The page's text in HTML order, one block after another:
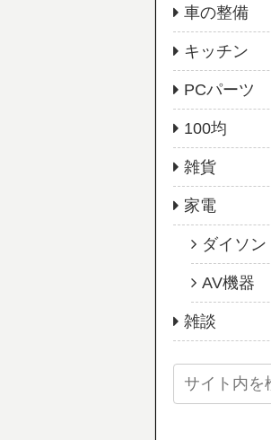
車の整備
キッチン
PCパーツ
100均
雑貨
家電
ダイソン
AV機器
雑談